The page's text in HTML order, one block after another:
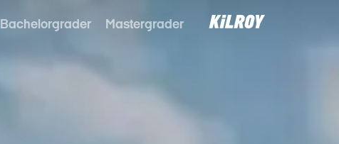
Bachelorgrader Mastergrader